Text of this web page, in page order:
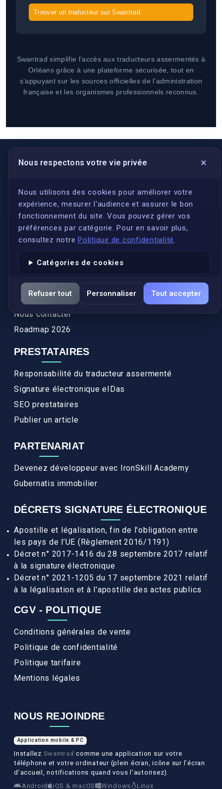
Trouver un traducteur sur Swantrad
Swantrad simplifie l’accès aux traducteurs assermentés à
Orléans grâce à une plateforme sécurisée, tout en
s’appuyant sur les sources officielles de l’administration
française et les organismes professionnels reconnus.
Nous respectons votre vie privée ×
Nous utilisons des cookies pour améliorer votre
expérience, mesurer l'audience et assurer le bon
fonctionnement du site. Vous pouvez gérer vos
préférences par catégorie. Pour en savoir plus,
consultez notre Politique de confidentialité.
Catégories de cookies
Refuser tout Personnaliser Tout accepter
LIENS UTILES
S'inscrire
Qui sommes-nous ?
Annuaires des traducteurs assermentés
Actualités
Services
FAQ
Nous contacter
Roadmap 2026
PRESTATAIRES
Responsabilité du traducteur assermenté
Signature électronique eIDas
SEO prestataires
Publier un article
PARTENARIAT
Devenez développeur avec IronSkill Academy
Gubernatis immobilier
DÉCRETS SIGNATURE ÉLECTRONIQUE
Apostille et légalisation, fin de l'obligation entre
les pays de l’UE (Règlement 2016/1191)
Décret n° 2017-1416 du 28 septembre 2017 relatif
à la signature électronique
Décret n° 2021-1205 du 17 septembre 2021 relatif
à la légalisation et à l'apostille des actes publics
CGV - POLITIQUE
Conditions générales de vente
Politique de confidentialité
Politique tarifaire
Mentions légales
NOUS REJOINDRE
Application mobile & PC
Installez Swantrad comme une application sur votre
téléphone et votre ordinateur (plein écran, icône sur l’écran
d’accueil, notifications quand vous l’autorisez).
Android
iOS & macOS Windows Linux